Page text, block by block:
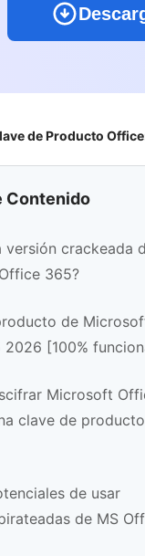
de Producto
Contenido
versión crackeada
365?
de
[100%
Microsoft
clave de producto
de usar
de MS